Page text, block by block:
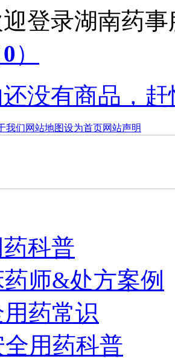
迎登录湖南药
0）
没有商品，
我们网站地图设为首页网站声明
科普
师&处方案例
药常识
全用药科普